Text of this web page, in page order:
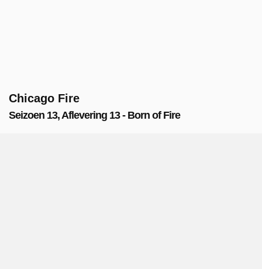
Chicago Fire
Seizoen 13, Aflevering 13 - Born of Fire